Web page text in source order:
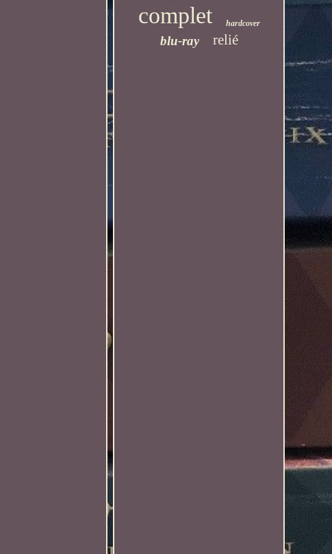
complet hardcover
blu-ray relié